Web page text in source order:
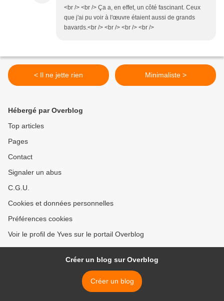
<br /> <br /> Ça a, en effet, un côté fascinant. Ceux
que j'ai pu voir à l'œuvre étaient aussi de grands
bavards.<br /> <br /> <br /> <br />
< Il ne jette rien Minimaliste >
Hébergé par Overblog
Top articles
Pages
Contact
Signaler un abus
C.G.U.
Cookies et données personnelles
Préférences cookies
Voir le profil de Yves sur le portail Overblog
Créer un blog sur Overblog
Créer un blog